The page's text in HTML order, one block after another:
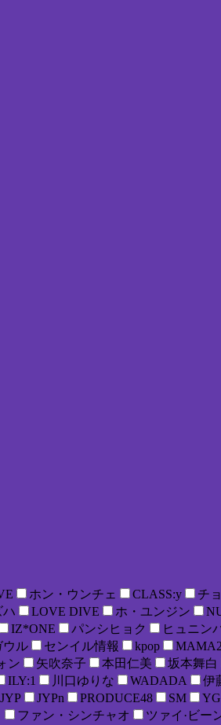
ホン・ウンチェ CLASS:y チ
ハ LOVE DIVE ホ・ユンジン
IZ*ONE パンシヒョク ヒュニン
ウル センイル情報 kpop
ン 矢吹奈子 本田仁美 坂本舞白
ILY:1 川口ゆりな WADADA 伊
JYP JYPn PRODUCE48 SM YG
ファン・シンチャオ ツァイ·ビー